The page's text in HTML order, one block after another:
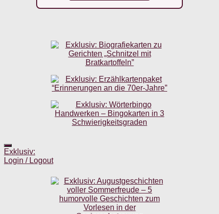
Exklusiv:
Login / Logout